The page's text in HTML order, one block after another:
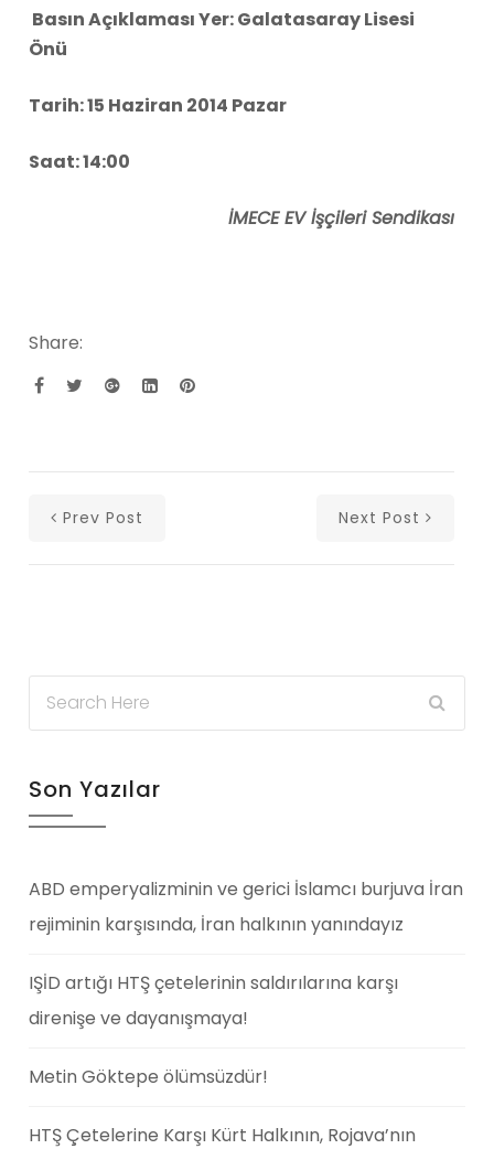
Basın Açıklaması Yer: Galatasaray Lisesi
Önü
Tarih: 15 Haziran 2014 Pazar
Saat: 14:00
İMECE EV İşçileri Sendikası
Share:
Prev Post Next Post
Son Yazılar
ABD emperyalizminin ve gerici İslamcı burjuva İran
rejiminin karşısında, İran halkının yanındayız
IŞİD artığı HTŞ çetelerinin saldırılarına karşı
direnişe ve dayanışmaya!
Metin Göktepe ölümsüzdür!
HTŞ Çetelerine Karşı Kürt Halkının, Rojava’nın